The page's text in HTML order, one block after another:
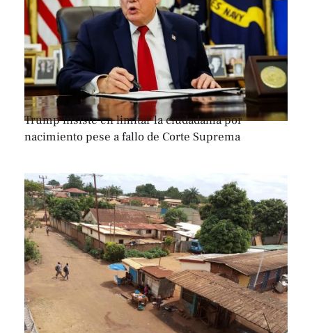
Trump insiste en limitar la ciudadanía por
nacimiento pese a fallo de Corte Suprema